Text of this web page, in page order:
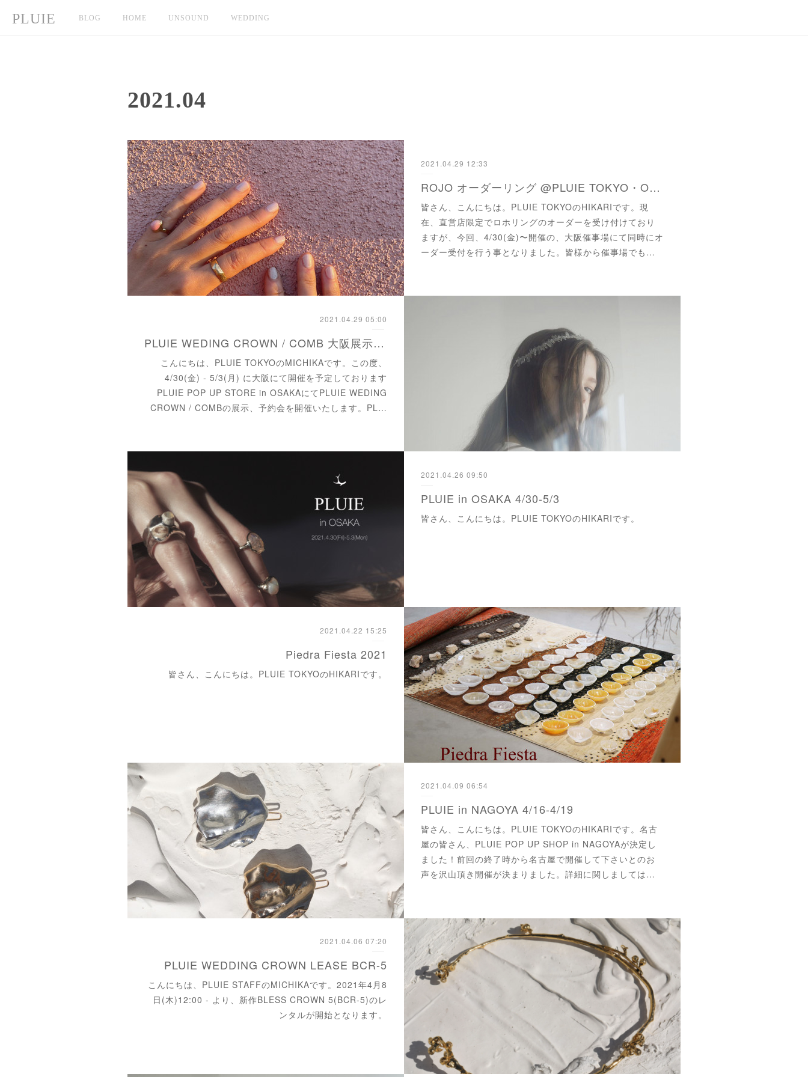
PLUIE BLOG HOME UNSOUND WEDDING
2021.04
2021.04.29 12:33
ROJO オーダーリング @PLUIE TOKYO・OSAKA POP UP
皆さん、こんにちは。PLUIE TOKYOのHIKARIです。現
在、直営店限定でロホリングのオーダーを受け付けており
ますが、今回、4/30(金)〜開催の、大阪催事場にて同時にオ
ーダー受付を行う事となりました。皆様から催事場でも…
2021.04.29 05:00
PLUIE WEDING CROWN / COMB 大阪展示のお知らせ
こんにちは、PLUIE TOKYOのMICHIKAです。この度、
4/30(金) - 5/3(月) に大阪にて開催を予定しております
PLUIE POP UP STORE in OSAKAにてPLUIE WEDING
CROWN / COMBの展示、予約会を開催いたします。PL…
2021.04.26 09:50
PLUIE in OSAKA 4/30-5/3
皆さん、こんにちは。PLUIE TOKYOのHIKARIです。
2021.04.22 15:25
Piedra Fiesta 2021
皆さん、こんにちは。PLUIE TOKYOのHIKARIです。
2021.04.09 06:54
PLUIE in NAGOYA 4/16-4/19
皆さん、こんにちは。PLUIE TOKYOのHIKARIです。名古
屋の皆さん、PLUIE POP UP SHOP in NAGOYAが決定し
ました！前回の終了時から名古屋で開催して下さいとのお
声を沢山頂き開催が決まりました。詳細に関しましては…
2021.04.06 07:20
PLUIE WEDDING CROWN LEASE BCR-5
こんにちは、PLUIE STAFFのMICHIKAです。2021年4月8
日(木)12:00 - より、新作BLESS CROWN 5(BCR-5)のレ
ンタルが開始となります。